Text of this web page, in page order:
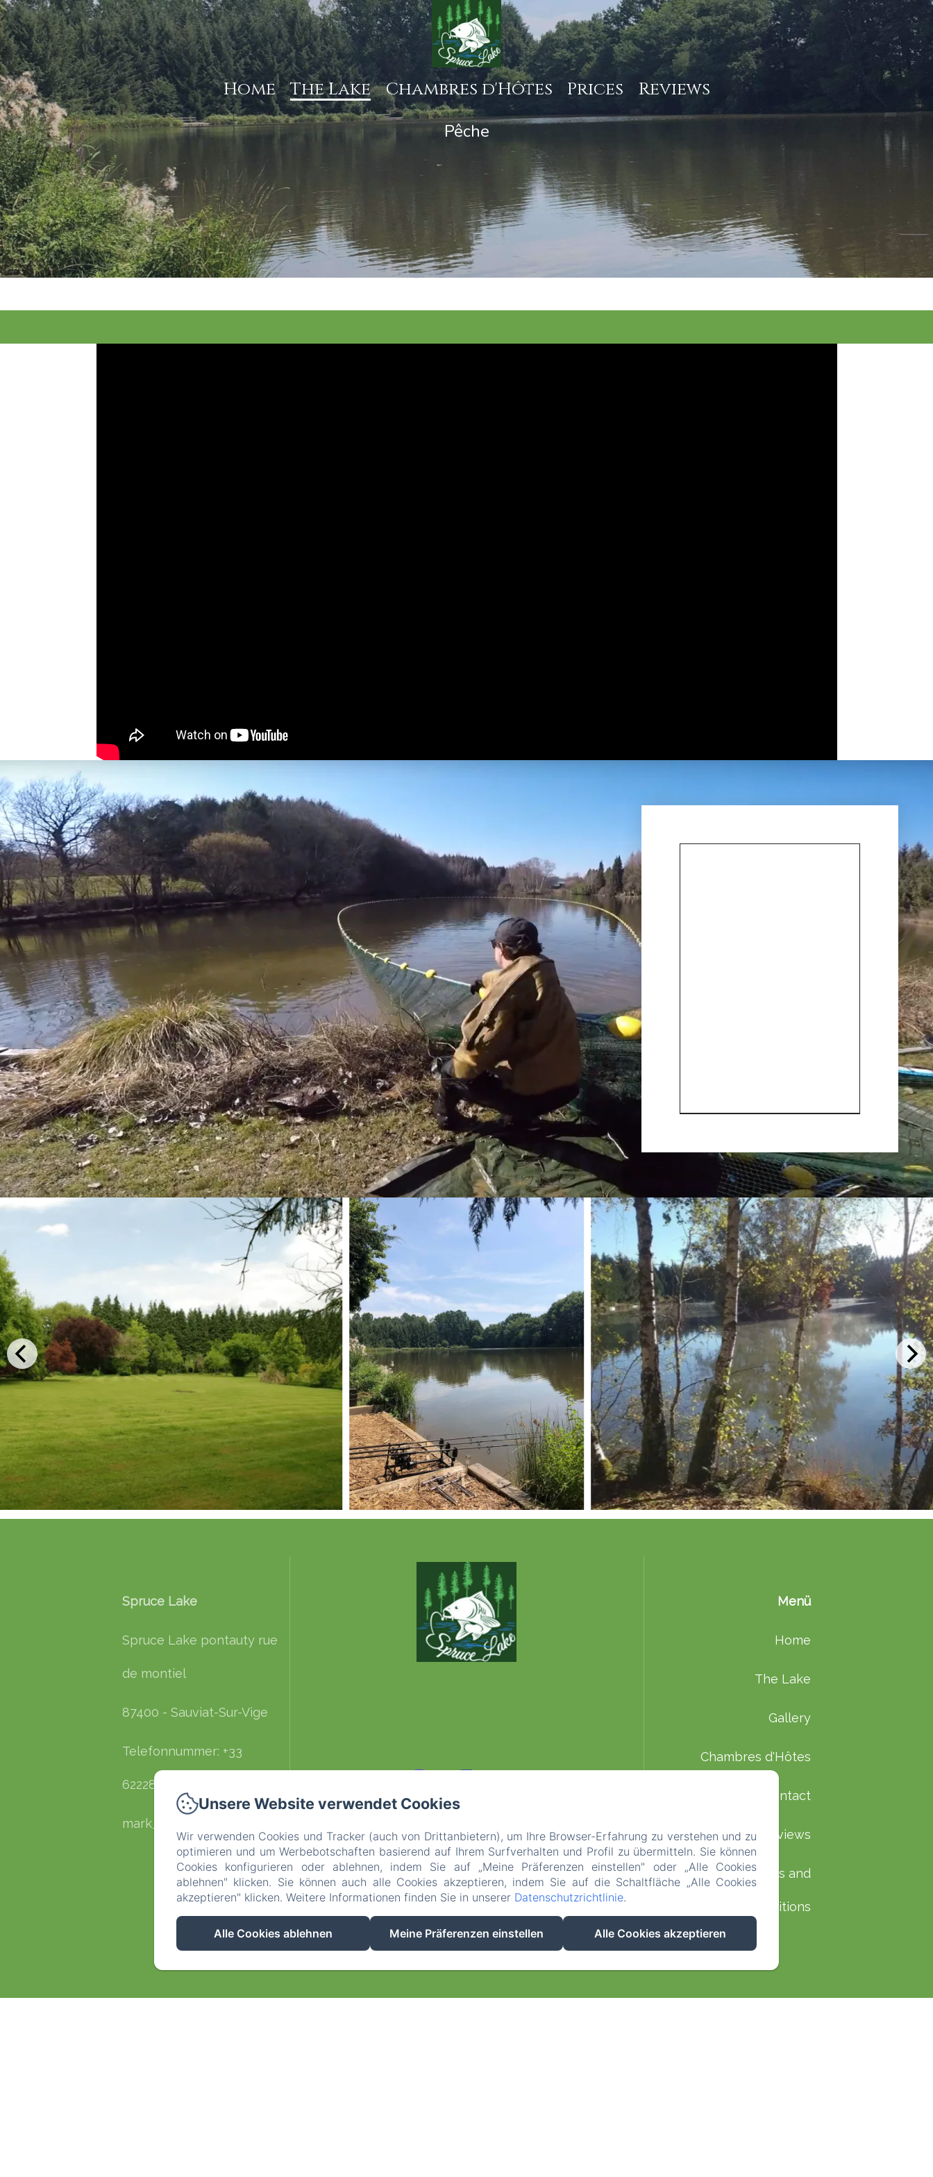
Home The Lake Chambres d'Hôtes Prices Reviews
Pêche
Spruce Lake
Spruce Lake pontauty rue
de montiel
87400 - Sauviat-Sur-Vige
Telefonnummer: +33
622289109
mark_sprucelake@yahoo.com
EN FR ES IT DE NL
Menü
Home
The Lake
Gallery
Chambres d'Hôtes
Contact
Reviews
Terms and
Conditions
Unsere Website verwendet Cookies
Wir verwenden Cookies und Tracker (auch von Drittanbietern), um Ihre Browser-Erfahrung zu verstehen und zu
optimieren und um Werbebotschaften basierend auf Ihrem Surfverhalten und Profil zu übermitteln. Sie können
Cookies konfigurieren oder ablehnen, indem Sie auf „Meine Präferenzen einstellen" oder „Alle Cookies
ablehnen" klicken. Sie können auch alle Cookies akzeptieren, indem Sie auf die Schaltfläche „Alle Cookies
akzeptieren" klicken. Weitere Informationen finden Sie in unserer Datenschutzrichtlinie.
Alle Cookies ablehnen Meine Präferenzen einstellen Alle Cookies akzeptieren